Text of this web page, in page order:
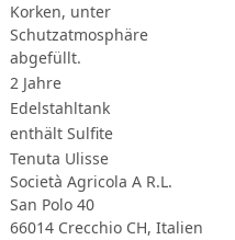
Korken, unter
Schutzatmosphäre
abgefüllt.
2 Jahre
Edelstahltank
enthält Sulfite
Tenuta Ulisse
Società Agricola A R.L.
San Polo 40
66014 Crecchio CH, Italien